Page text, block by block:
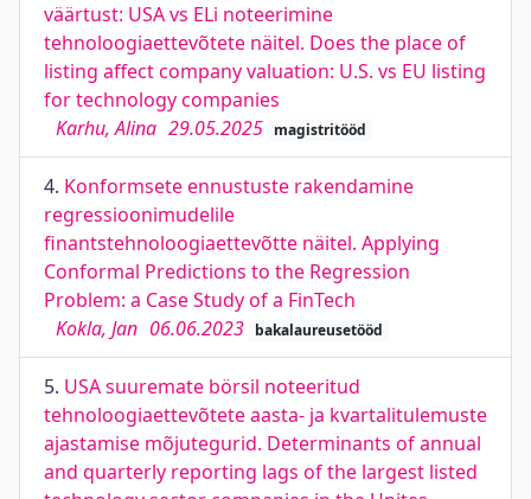
väärtust: USA vs ELi noteerimine
tehnoloogiaettevõtete näitel. Does the place of
listing affect company valuation: U.S. vs EU listing
for technology companies
Karhu, Alina 29.05.2025 magistritööd
4. Konformsete ennustuste rakendamine
regressioonimudelile
finantstehnoloogiaettevõtte näitel. Applying
Conformal Predictions to the Regression
Problem: a Case Study of a FinTech
Kokla, Jan 06.06.2023 bakalaureusetööd
5. USA suuremate börsil noteeritud
tehnoloogiaettevõtete aasta- ja kvartalitulemuste
ajastamise mõjutegurid. Determinants of annual
and quarterly reporting lags of the largest listed